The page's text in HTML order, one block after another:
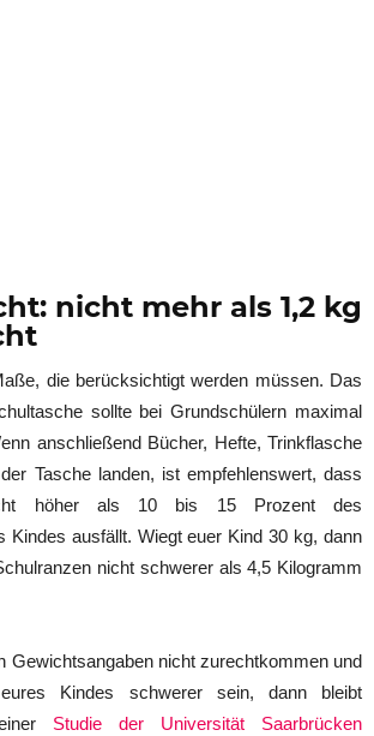
nicht mehr als 1,2 kg
die berücksichtigt werden müssen. Das
sollte bei Grundschülern maximal
anschließend Bücher, Hefte, Trinkflasche
Tasche landen, ist empfehlenswert, dass
höher als 10 bis 15 Prozent des
Kindes ausfällt. Wiegt euer Kind 30 kg, dann
nicht schwerer als 4,5 Kilogramm
Gewichtsangaben nicht zurechtkommen und
Kindes schwerer sein, dann bleibt
Studie der Universität Saarbrücken